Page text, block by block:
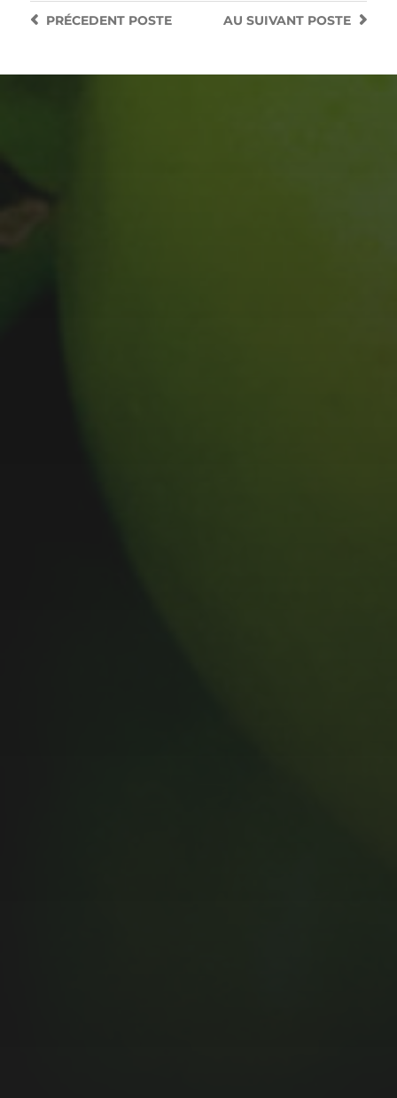
AU SUIVANT POSTE
PRÉCEDENTPOSTE